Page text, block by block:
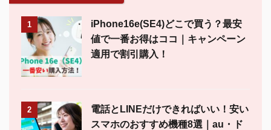
1
iPhone16e(SE4)どこで買う？最安
値で一番お得はココ｜キャンペーン
適用で割引購入！
2
電話とLINEだけできればいい！安い
スマホのおすすめ機種8選｜au・ド